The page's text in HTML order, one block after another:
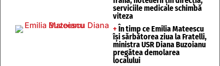
serviciile medicale schimbă
viteza
+ În timp ce Emilia Mateescu
își sărbătorea ziua la Fratelli,
ministra USR Diana Buzoianu
pregătea demolarea
localului